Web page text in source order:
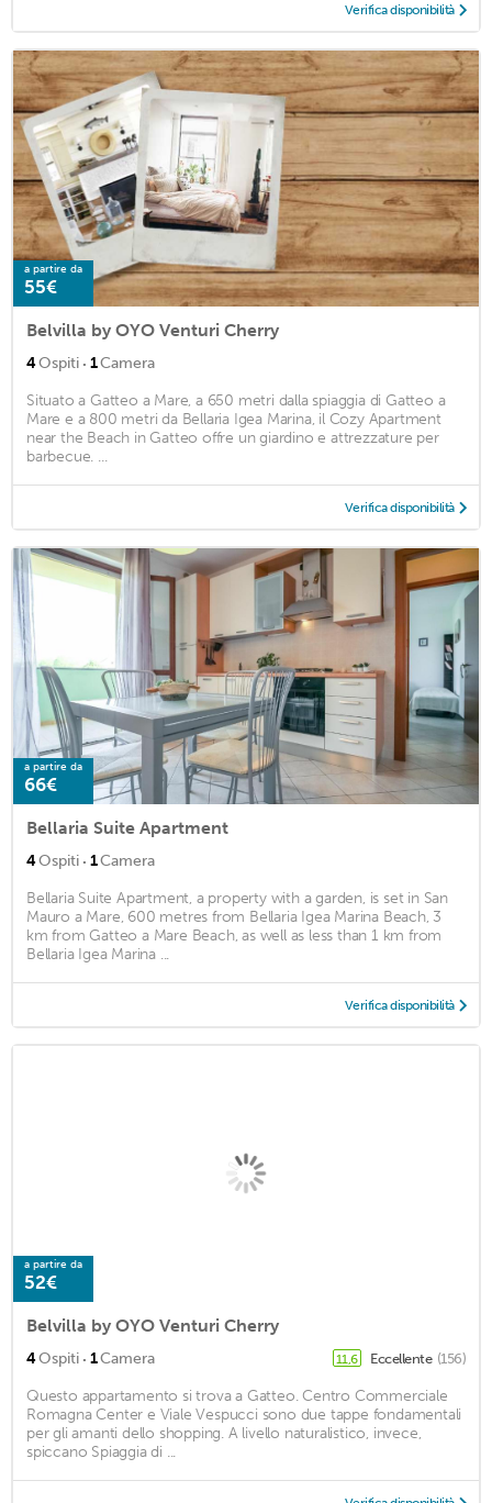
Verifica disponibilità
a partire da
55€
Belvilla by OYO Venturi Cherry
4Ospiti · 1Camera
Situato a Gatteo a Mare, a 650 metri dalla spiaggia di Gatteo a
Mare e a 800 metri da Bellaria Igea Marina, il Cozy Apartment
near the Beach in Gatteo offre un giardino e attrezzature per
barbecue. ...
Verifica disponibilità
a partire da
66€
Bellaria Suite Apartment
4Ospiti · 1Camera
Bellaria Suite Apartment, a property with a garden, is set in San
Mauro a Mare, 600 metres from Bellaria Igea Marina Beach, 3
km from Gatteo a Mare Beach, as well as less than 1 km from
Bellaria Igea Marina ...
Verifica disponibilità
a partire da
52€
Belvilla by OYO Venturi Cherry
4Ospiti · 1Camera 11,6 Eccellente (156)
Questo appartamento si trova a Gatteo. Centro Commerciale
Romagna Center e Viale Vespucci sono due tappe fondamentali
per gli amanti dello shopping. A livello naturalistico, invece,
spiccano Spiaggia di ...